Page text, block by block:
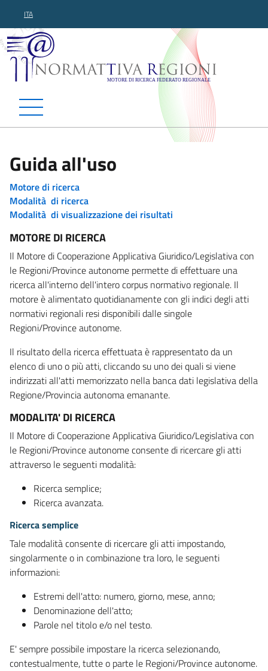
ITA
Normattiva Regioni -
Guida all'uso
Motore di ricerca
Modalità di ricerca
Modalità di visualizzazione dei risultati
MOTORE DI RICERCA
Il Motore di Cooperazione Applicativa Giuridico/Legislativa con
le Regioni/Province autonome permette di effettuare una
ricerca all'interno dell'intero corpus normativo regionale. Il
motore è alimentato quotidianamente con gli indici degli atti
normativi regionali resi disponibili dalle singole
Regioni/Province autonome.
Il risultato della ricerca effettuata è rappresentato da un
elenco di uno o più atti, cliccando su uno dei quali si viene
indirizzati all'atti memorizzato nella banca dati legislativa della
Regione/Provincia autonoma emanante.
MODALITA' DI RICERCA
Il Motore di Cooperazione Applicativa Giuridico/Legislativa con
le Regioni/Province autonome consente di ricercare gli atti
attraverso le seguenti modalità:
Ricerca semplice;
Ricerca avanzata.
Ricerca semplice
Tale modalità consente di ricercare gli atti impostando,
singolarmente o in combinazione tra loro, le seguenti
informazioni:
Estremi dell'atto: numero, giorno, mese, anno;
Denominazione dell'atto;
Parole nel titolo e/o nel testo.
E' sempre possibile impostare la ricerca selezionando,
contestualmente, tutte o parte le Regioni/Province autonome.